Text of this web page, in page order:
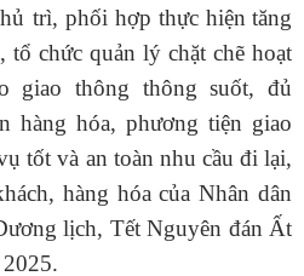
trì, phối hợp thực hiện tăng
tổ chức quản lý chặt chẽ hoạt
giao thông thông suốt, đủ
hàng hóa, phương tiện giao
tốt và an toàn nhu cầu đi lại,
hàng hóa của Nhân dân
lịch, Tết Nguyên đán Ất